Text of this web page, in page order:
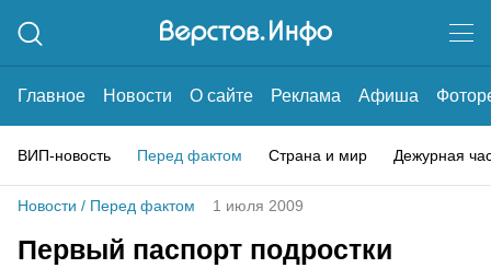
Главное Новости О сайте Реклама Афиша
ВИП-новость Перед фактом Страна и мир Дежурная
Новости / Перед фактом 1 июля 2009
Первый паспорт подростки